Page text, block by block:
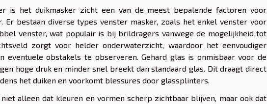
is het duikmasker zicht een van de meest bepalende factoren voor
Er bestaan diverse types venster masker, zoals het enkel venster voor
venster, wat populair is bij brildragers vanwege de mogelijkheid tot
zorgt voor helder onderwaterzicht, waardoor het eenvoudiger
eventuele obstakels te observeren. Gehard glas is onmisbaar voor de
hoge druk en minder snel breekt dan standaard glas. Dit draagt direct
het duiken en voorkomt blessures door glassplinters.
alleen dat kleuren en vormen scherp zichtbaar blijven, maar ook dat